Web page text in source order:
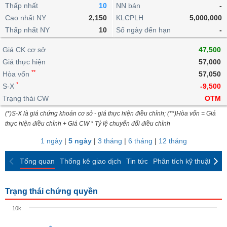
lỗ
dịch
nội
Niên
giám
Tài
liệu
cổ
Định
giá
ngoài
doanh
Top
cổ
phiếu
ngành
giao
dịch
dịch
Chứng
quyền
quan
Thống
giao
dịch
Thống
giao
dịch
Tin
tức
Phân
tích
kỹ
thuật
trực
tuyến
Bộ
lọc
cổ
So
sánh
Báo
cáo
Vĩ
mô
lai
Chứng
quyền
Trái
phiếu
IR
Awards
tạo
Dịch
vụ
Thấp nhất
10
Cao nhất NY
2,150
Thấp nhất NY
10
NN bán
-
KLCPLH
5,000,000
Số ngày đến hạn
-
Giá CK cơ sở
47,500
Giá thực hiện
57,000
Hòa vốn **
57,050
S-X *
-9,500
Trạng thái CW
OTM
(*)S-X là giá chứng khoán cơ sở - giá thực hiện điều chỉnh; (**)Hòa vốn = Giá
thực hiện điều chỉnh + Giá CW * Tỷ lệ chuyển đổi điều chỉnh
1 ngày| 5 ngày| 3 tháng | 6 tháng | 12 tháng
Tổng quan Thống kê giao dịch Tin tức Phân tích kỹ thuật
Trạng thái chứng quyền
10k
BẤT
ĐỘNG
SẢN
TÀI
CHÍNH
HÀNG
KINH